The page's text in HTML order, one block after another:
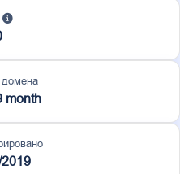
домена
month